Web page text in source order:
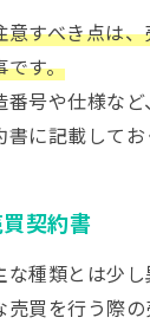
意すべき点は
です。
番号や仕様な
書に記載して
契約書
な種類とは少
売買を行う際